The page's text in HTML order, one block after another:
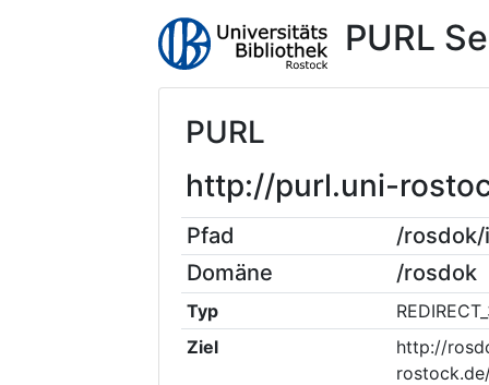
PURL
PURL
http://purl.uni-
Pfad
/
Domäne
/rosdok
Typ
Ziel
http://